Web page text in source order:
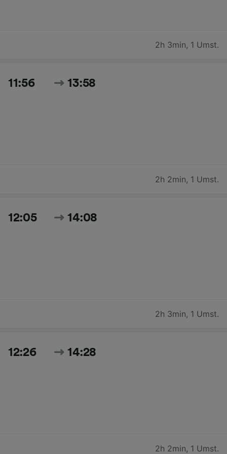
2h 3min, 1 Umst.
11:56 13:58
2h 2min, 1 Umst.
12:05 14:08
2h 3min, 1 Umst.
12:26 14:28
2h 2min, 1 Umst.